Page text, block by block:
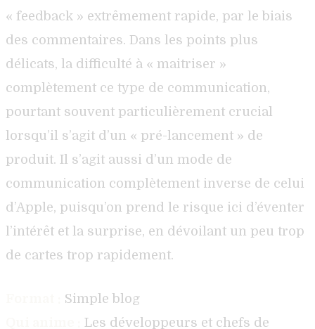
« feedback » extrêmement rapide, par le biais
des commentaires. Dans les points plus
délicats, la difficulté à « maitriser »
complètement ce type de communication,
pourtant souvent particulièrement crucial
lorsqu’il s’agit d’un « pré-lancement » de
produit. Il s’agit aussi d’un mode de
communication complètement inverse de celui
d’Apple, puisqu’on prend le risque ici d’éventer
l’intérêt et la surprise, en dévoilant un peu trop
de cartes trop rapidement.
Simple blog
Les développeurs et chefs de